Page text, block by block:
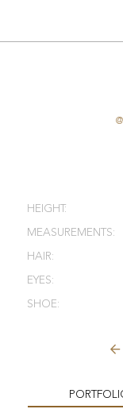
HEIGHT:
MEASUREMENTS:
HAIR:
EYES:
SHOE: